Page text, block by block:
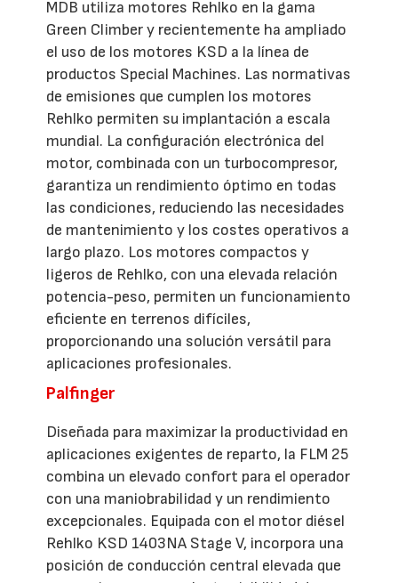
MDB utiliza motores Rehlko en la gama
Green Climber y recientemente ha ampliado
el uso de los motores KSD a la línea de
productos Special Machines. Las normativas
de emisiones que cumplen los motores
Rehlko permiten su implantación a escala
mundial. La configuración electrónica del
motor, combinada con un turbocompresor,
garantiza un rendimiento óptimo en todas
las condiciones, reduciendo las necesidades
de mantenimiento y los costes operativos a
largo plazo. Los motores compactos y
ligeros de Rehlko, con una elevada relación
potencia-peso, permiten un funcionamiento
eficiente en terrenos difíciles,
proporcionando una solución versátil para
aplicaciones profesionales.
Palfinger
Diseñada para maximizar la productividad en
aplicaciones exigentes de reparto, la FLM 25
combina un elevado confort para el operador
con una maniobrabilidad y un rendimiento
excepcionales. Equipada con el motor diésel
Rehlko KSD 1403NA Stage V, incorpora una
posición de conducción central elevada que